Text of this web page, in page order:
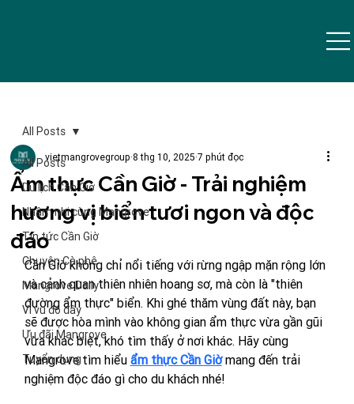
All Posts
Du lịch Cần Giờ
Nhâm nhi cùng Mangrove
Tin tức Cần Giờ
Chuyện Cà phê
Mangrove Daily
Vi vu đó đây
Ưu đãi Mangrove
Tuyển dụng
All Posts
Ẩm thực Cần Giờ - Trải nghiệm
hương vị biển tươi ngon và độc
đáo
vietmangrovegroup 8 thg 10, 2025 7 phút đọc
Cần Giờ không chỉ nổi tiếng với rừng ngập mặn rộng lớn
và cảnh quan thiên nhiên hoang sơ, mà còn là "thiên
đường ẩm thực" biển. Khi ghé thăm vùng đất này, bạn
sẽ được hòa mình vào không gian ẩm thực vừa gần gũi
vừa khác biệt, khó tìm thấy ở nơi khác. Hãy cùng
Mangrove tìm hiểu ẩm thực Cần Giờ mang đến trải
nghiệm độc đáo gì cho du khách nhé!